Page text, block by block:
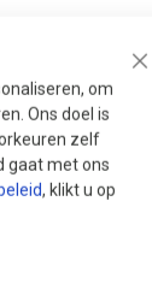
om
Ons doel is
zelf
gaat met ons
, klikt u op
Aantal